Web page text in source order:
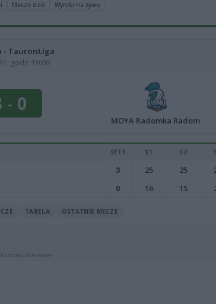
Mecze dziś Wyniki na żywo
- TauronLiga
godz. 19:00
- 0
MOYA Radomka Radom
SETY S1 S2
3 25 25
0 16 15
TABELA OSTATNIE MECZE
straty finansowej.